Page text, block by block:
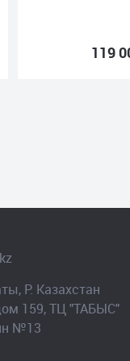
119 000 тг.
Р. Казахстан
159, ТЦ "ТАБЫС"
№13